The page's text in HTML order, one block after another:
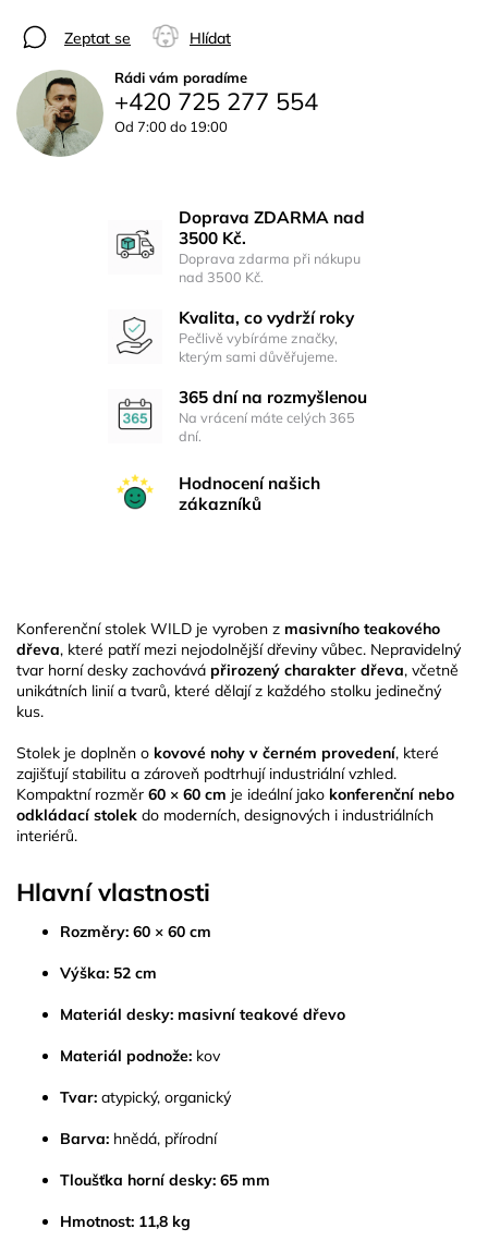
Zeptat se Hlídat
Rádi vám poradíme
+420 725 277 554
Od 7:00 do 19:00
Doprava ZDARMA nad
3500 Kč.
Doprava zdarma při nákupu
nad 3500 Kč.
Kvalita, co vydrží roky
Pečlivě vybíráme značky,
kterým sami důvěřujeme.
365 dní na rozmyšlenou
Na vrácení máte celých 365
dní.
Hodnocení našich
zákazníků
Konferenční stolek WILD je vyroben z masivního teakového
dřeva, které patří mezi nejodolnější dřeviny vůbec. Nepravidelný
tvar horní desky zachovává přirozený charakter dřeva, včetně
unikátních linií a tvarů, které dělají z každého stolku jedinečný
kus.
Stolek je doplněn o kovové nohy v černém provedení, které
zajišťují stabilitu a zároveň podtrhují industriální vzhled.
Kompaktní rozměr 60 × 60 cm je ideální jako konferenční nebo
odkládací stolek do moderních, designových i industriálních
interiérů.
Hlavní vlastnosti
Rozměry: 60 × 60 cm
Výška: 52 cm
Materiál desky: masivní teakové dřevo
Materiál podnože: kov
Tvar: atypický, organický
Barva: hnědá, přírodní
Tloušťka horní desky: 65 mm
Hmotnost: 11,8 kg